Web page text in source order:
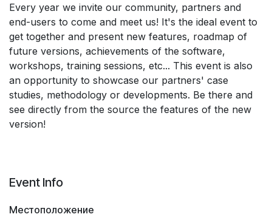
Every year we invite our community, partners and
end-users to come and meet us! It's the ideal event to
get together and present new features, roadmap of
future versions, achievements of the software,
workshops, training sessions, etc... This event is also
an opportunity to showcase our partners' case
studies, methodology or developments. Be there and
see directly from the source the features of the new
version!
Event Info
Местоположение